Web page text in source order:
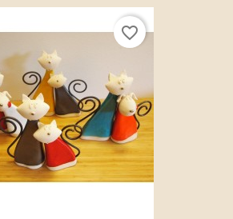
favorite_border